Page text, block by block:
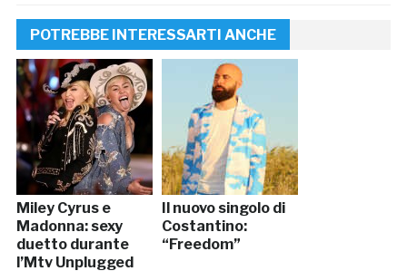
POTREBBE INTERESSARTI ANCHE
Miley Cyrus e
Madonna: sexy
duetto durante
l’Mtv Unplugged
Il nuovo singolo di
Costantino:
“Freedom”